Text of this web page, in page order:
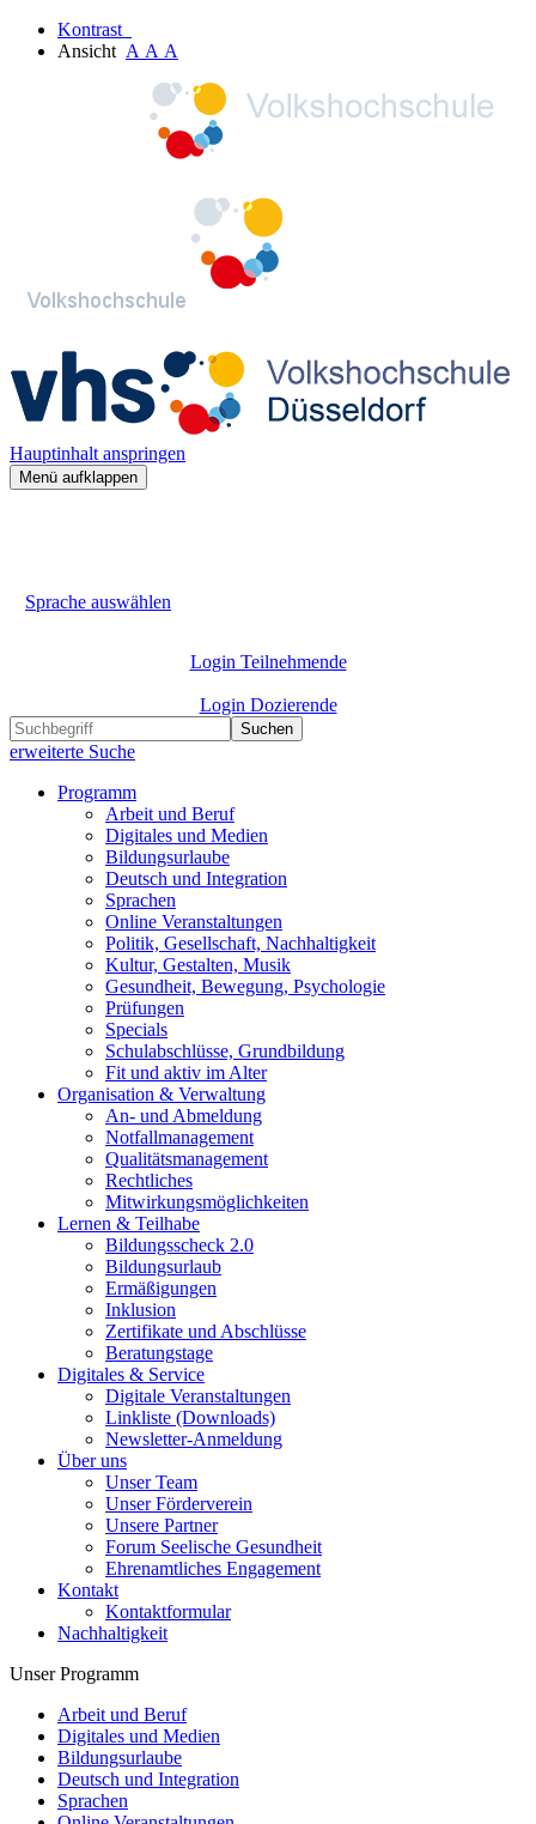
Kontrast
Ansicht A A A
Hauptinhalt anspringen
Menü aufklappen
Sprache auswählen
Login Teilnehmende
Login Dozierende
Suchen
erweiterte Suche
Programm
Arbeit und Beruf
Digitales und Medien
Bildungsurlaube
Deutsch und Integration
Sprachen
Online Veranstaltungen
Politik, Gesellschaft, Nachhaltigkeit
Kultur, Gestalten, Musik
Gesundheit, Bewegung, Psychologie
Prüfungen
Specials
Schulabschlüsse, Grundbildung
Fit und aktiv im Alter
Organisation & Verwaltung
An- und Abmeldung
Notfallmanagement
Qualitätsmanagement
Rechtliches
Mitwirkungsmöglichkeiten
Lernen & Teilhabe
Bildungsscheck 2.0
Bildungsurlaub
Ermäßigungen
Inklusion
Zertifikate und Abschlüsse
Beratungstage
Digitales & Service
Digitale Veranstaltungen
Linkliste (Downloads)
Newsletter-Anmeldung
Über uns
Unser Team
Unser Förderverein
Unsere Partner
Forum Seelische Gesundheit
Ehrenamtliches Engagement
Kontakt
Kontaktformular
Nachhaltigkeit
Unser Programm
Arbeit und Beruf
Digitales und Medien
Bildungsurlaube
Deutsch und Integration
Sprachen